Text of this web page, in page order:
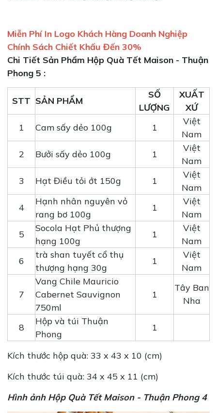
Miễn Phí In Logo Khách Hàng Doanh Nghiệp
Chính Sách Chiết Khấu Đến 30%
Chi Tiết Sản Phẩm Hộp Quà Tết Maison - Thuận
Phong 5 :
STT SẢN PHẨM
SỐ
LƯỢNG
XUẤT
XỨ
1
Cam sấy dẻo 100g 1
Việt
Nam
2
Bưởi sấy dẻo 100g 1
Việt
Nam
3
Hạt Điều tỏi ớt 150g 1
Việt
Nam
4
Hạnh nhân nguyên vỏ
rang bơ 100g
1
Việt
Nam
5
Socola Hạt Phủ thượng
hạng 100g
1
Việt
Nam
6
trà shan tuyết cổ thụ
thượng hạng 30g
1
Việt
Nam
7
Vang Chile Mauricio
Cabernet Sauvignon
750ml
1
Tây Ban
Nha
8
Hộp và túi Thuận
Phong
1
Kích thước hộp quà: 33 x 43 x 10 (cm)
Kích thước túi quà: 34 x 45 x 11 (cm)
Hình ảnh Hộp Quà Tết Maison - Thuận Phong 4